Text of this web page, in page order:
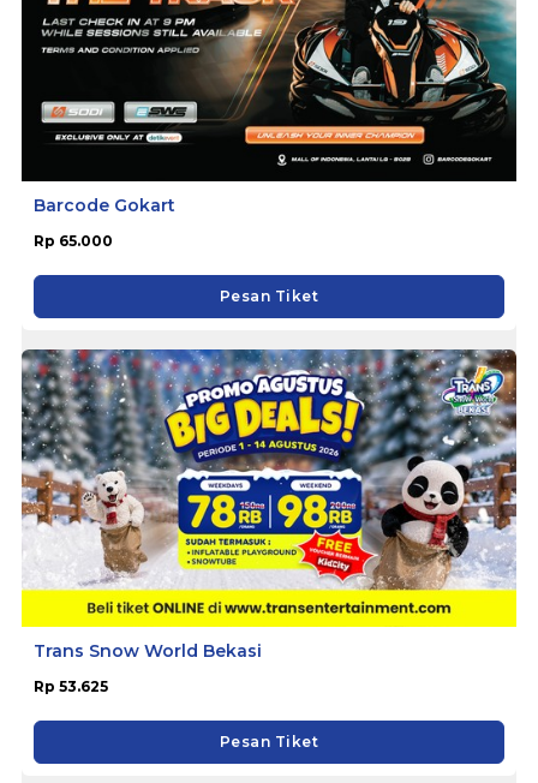
Barcode Gokart
Rp 65.000
Pesan Tiket
Trans Snow World Bekasi
Rp 53.625
Pesan Tiket